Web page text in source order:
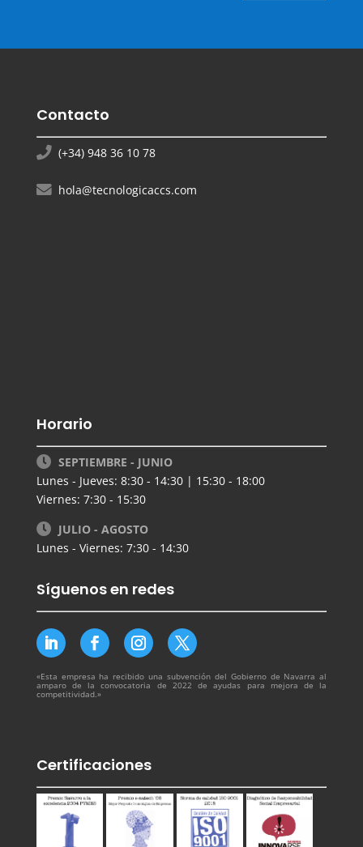
Contacto
(+34) 948 36 10 78
hola@tecnologicaccs.com
Horario
SEPTIEMBRE - JUNIO
Lunes - Jueves: 8:30 - 14:30 | 15:30 - 18:00
Viernes: 7:30 - 15:30
JULIO - AGOSTO
Lunes - Viernes: 7:30 - 14:30
Síguenos en redes
«Esta empresa ha recibido una subvención del Gobierno de Navarra al
amparo de la convocatoria de 2022 de ayudas para mejora de la
competitividad.»
Certificaciones